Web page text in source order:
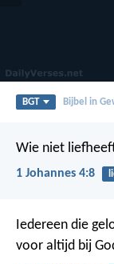
BGT Bijbel in
Wie niet
1 Johannes 4:8
Iedereen die
voor altijd bij